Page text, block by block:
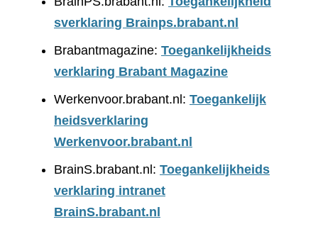
sverklaring Brainps.brabant.nl
Brabantmagazine: Toegankelijkheids
verklaring Brabant Magazine
Werkenvoor.brabant.nl: Toegankelijk
heidsverklaring
Werkenvoor.brabant.nl
BrainS.brabant.nl: Toegankelijkheids
verklaring intranet
BrainS.brabant.nl